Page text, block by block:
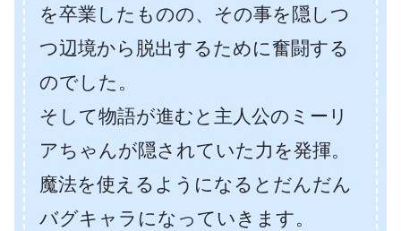
を卒業したものの、その事を隠しつ
つ辺境から脱出するために奮闘する
のでした。
そして物語が進むと主人公のミーリ
アちゃんが隠されていた力を発揮。
魔法を使えるようになるとだんだん
バグキャラになっていきます。